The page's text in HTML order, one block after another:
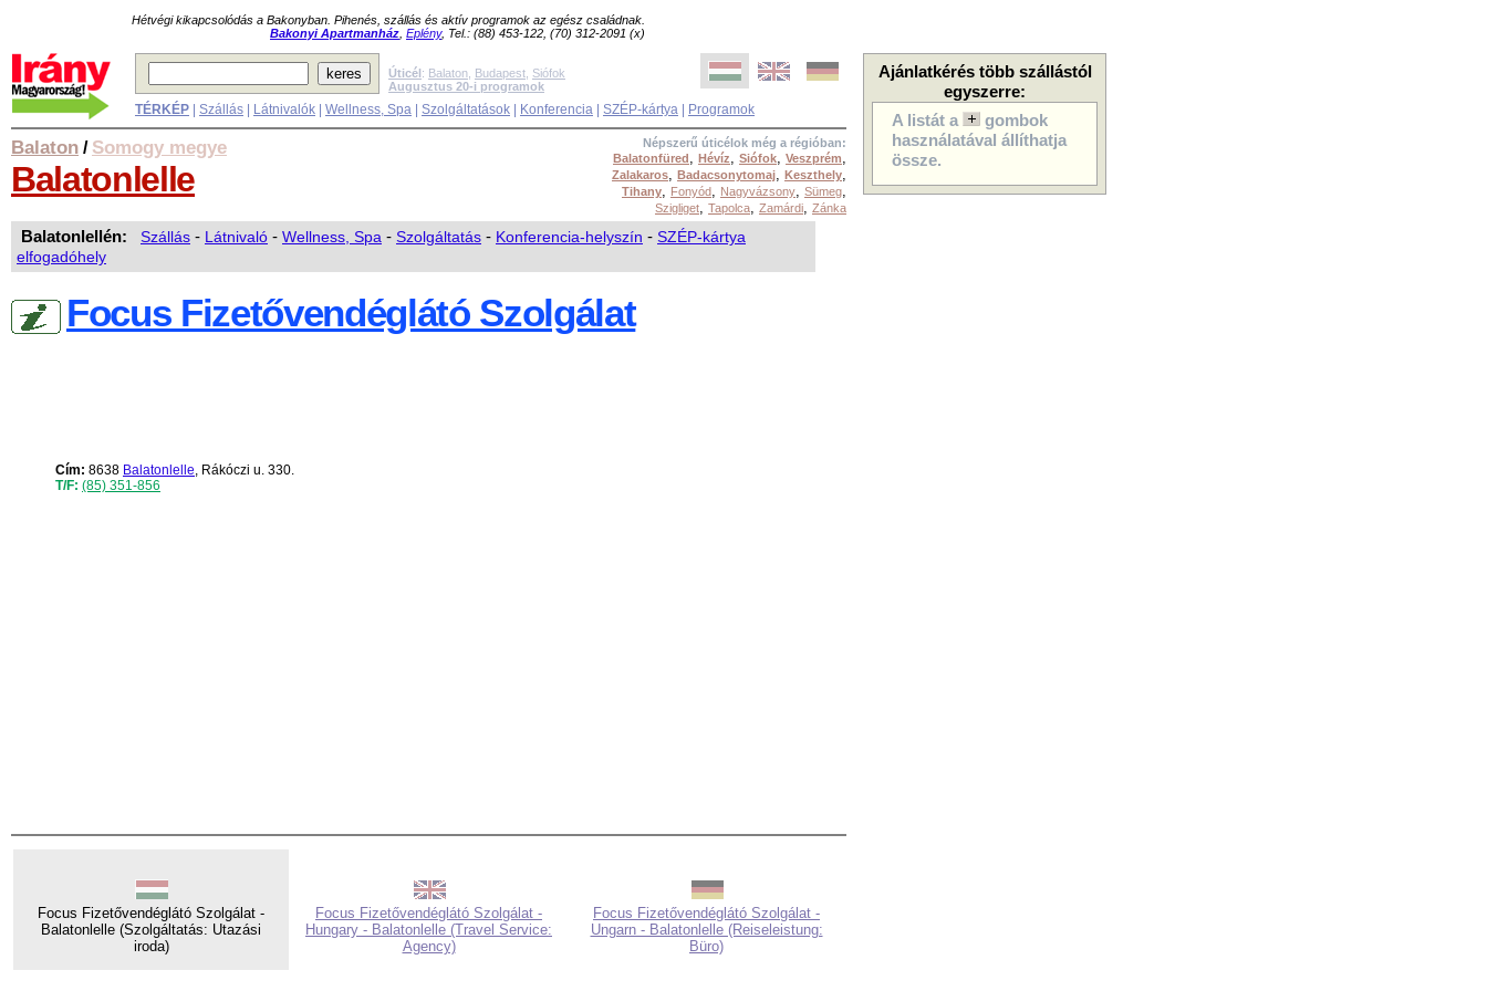
Hétvégi kikapcsolódás a Bakonyban. Pihenés, szállás és aktív programok az egész családnak.
Bakonyi Apartmanház Eplény, Tel.: (88) 453-122, (70) 312-2091 (x)
Ajánlatkérés több szállástól
egyszerre:
A listát a
gombok
használatával állíthatja
össze.
Úticél: Balaton Budapest Siófok
Augusztus 20-i programok
TÉRKÉP Szállás Látnivalók Wellness, Spa Szolgáltatások Konferencia SZÉP-kártya Programok
Népszerű úticélok még a régióban:
Balatonfüred, Hévíz, Siófok, Veszprém,
Zalakaros, Badacsonytomaj, Keszthely,
Tihany, Fonyód, Nagyvázsony, Sümeg,
Szigliget, Tapolca, Zamárdi, Zánka
Balaton / Somogy megye
Balatonlelle
Balatonlellén: Szállás - Látnivaló - Wellness, Spa - Szolgáltatás - Konferencia-helyszín - SZÉP-kártya
elfogadóhely
Focus Fizetővendéglátó Szolgálat
Cím: 8638 Balatonlelle, Rákóczi u. 330.
T/F: (85) 351-856
Focus Fizetővendéglátó Szolgálat -
Balatonlelle (Szolgáltatás: Utazási
iroda)
Focus Fizetővendéglátó Szolgálat -
Hungary - Balatonlelle (Travel Service:
Agency)
Focus Fizetővendéglátó Szolgálat -
Ungarn - Balatonlelle (Reiseleistung:
Büro)